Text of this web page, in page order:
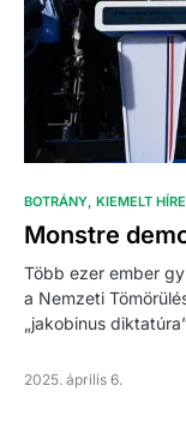
BOTRÁNY KIEMELT
Monstre
Több ezer ember
a Nemzeti
„jakobinus
2025. április 6.